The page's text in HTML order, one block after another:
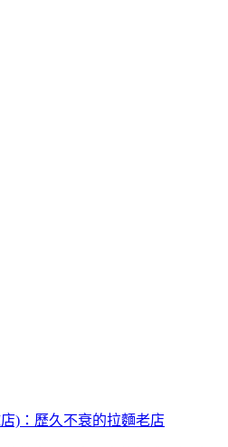
)：歷久不衰的拉麵老店